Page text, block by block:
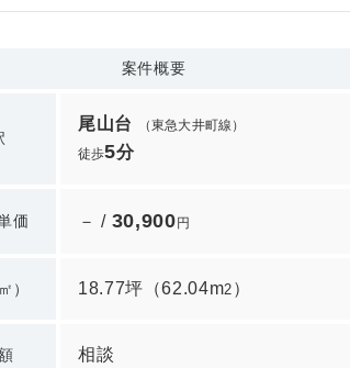
案件概要
尾山台
（東急大井町線）
徒歩5分
価 － / 30,900 円
） 18.77坪 （62.04m2 ）
相談